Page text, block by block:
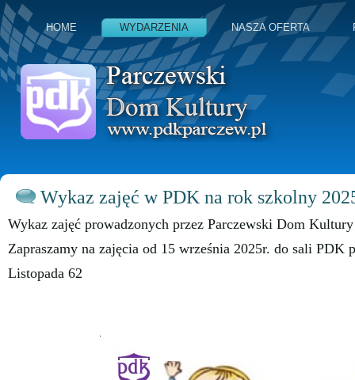
HOME WYDARZENIA NASZA OFERTA
Wykaz zajęć w PDK na rok szkolny
Wykaz zajęć prowadzonych przez Parczewski Dom
Zapraszamy na zajęcia od 15 września 2025r. do sali
Listopada 62